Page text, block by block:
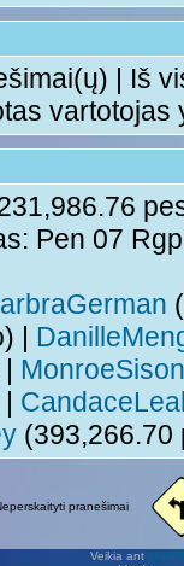
| Iš
vartotojas
Pen 07
|
MonroeSison
pranešimai
Veikia ant